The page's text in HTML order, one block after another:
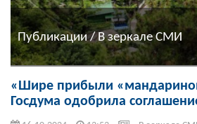
Публикации / В зеркале СМИ
«Шире прибыли
Госдума одобрила